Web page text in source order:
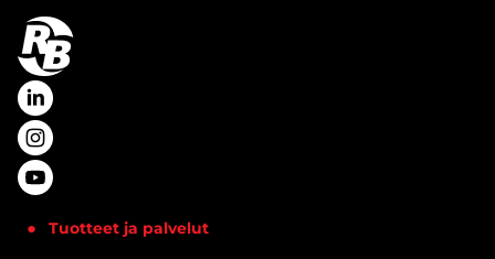
Tuotteet ja palvelut